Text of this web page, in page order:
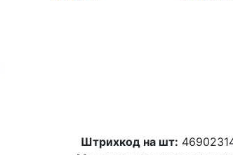
Штрихкод на шт: